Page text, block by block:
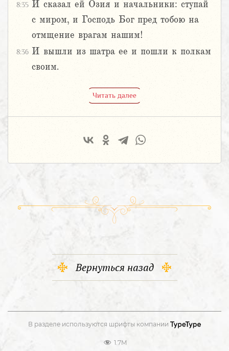
8:35 И сказал ей Озия и начальники: ступай
с миром, и Господь Бог пред тобою на
отмщение врагам нашим!
8:36 И вышли из шатра ее и пошли к полкам
своим.
Читать далее
Вернуться назад
В разделе используются шрифты компании
1.7M